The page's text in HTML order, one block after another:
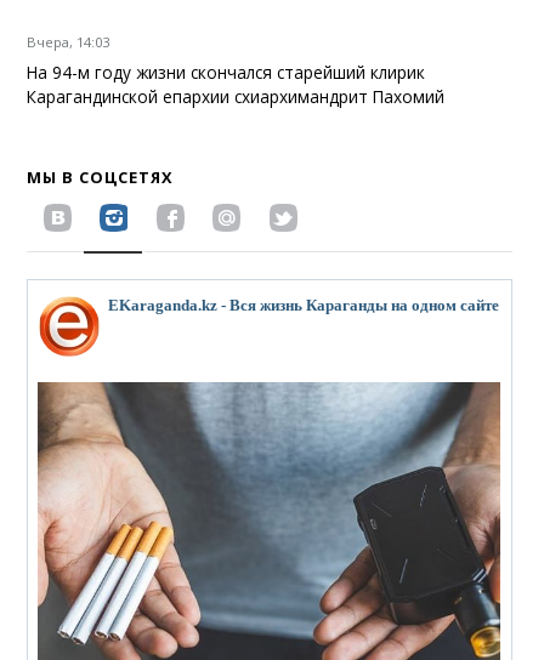
Вчера, 14:03
На 94-м году жизни скончался старейший клирик
Карагандинской епархии схиархимандрит Пахомий
МЫ В СОЦСЕТЯХ
EKaraganda.kz - Вся жизнь Караганды на одном сайте